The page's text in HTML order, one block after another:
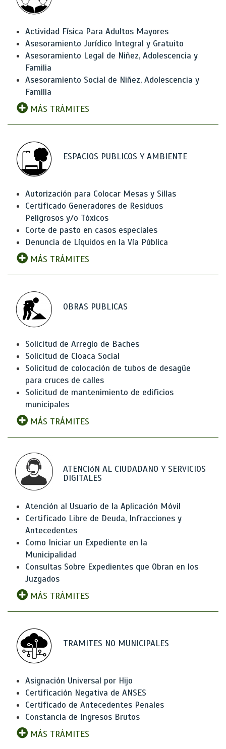
Actividad Física Para Adultos Mayores
Asesoramiento Jurídico Integral y Gratuito
Asesoramiento Legal de Niñez, Adolescencia y
Familia
Asesoramiento Social de Niñez, Adolescencia y
Familia
MÁS TRÁMITES
ESPACIOS PUBLICOS Y AMBIENTE
Autorización para Colocar Mesas y Sillas
Certificado Generadores de Residuos
Peligrosos y/o Tóxicos
Corte de pasto en casos especiales
Denuncia de Líquidos en la Vía Pública
MÁS TRÁMITES
OBRAS PUBLICAS
Solicitud de Arreglo de Baches
Solicitud de Cloaca Social
Solicitud de colocación de tubos de desagüe
para cruces de calles
Solicitud de mantenimiento de edificios
municipales
MÁS TRÁMITES
ATENCIóN AL CIUDADANO Y SERVICIOS
DIGITALES
Atención al Usuario de la Aplicación Móvil
Certificado Libre de Deuda, Infracciones y
Antecedentes
Como Iniciar un Expediente en la
Municipalidad
Consultas Sobre Expedientes que Obran en los
Juzgados
MÁS TRÁMITES
TRAMITES NO MUNICIPALES
Asignación Universal por Hijo
Certificación Negativa de ANSES
Certificado de Antecedentes Penales
Constancia de Ingresos Brutos
MÁS TRÁMITES